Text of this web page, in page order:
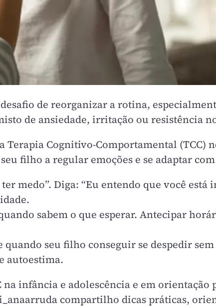
de reorganizar a rotina,
de ansiedade, irritação ou resistência
Terapia Cognitivo-Comportamental (TCC)
filho a regular emoções e se adaptar
medo”. Diga: “Eu entendo que você
sabem o que esperar. Antecipar
quando seu filho conseguir se despedir
autoestima.
infância e adolescência e em orientação
compartilho dicas práticas,